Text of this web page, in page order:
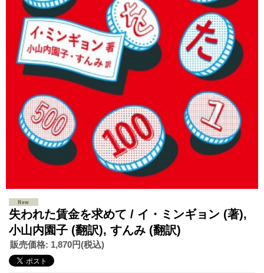
失われた賃金を求めて / イ・ミンギョン (著),
小山内園子 (翻訳), すんみ (翻訳)
販売価格: 1,870円(税込)